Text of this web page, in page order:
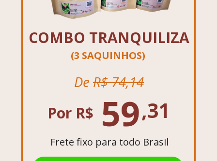
De R$ 74,14
59,31
COMBO TRANQUILIZA
Por R$
(3 SAQUINHOS)
Frete fixo para todo Brasil